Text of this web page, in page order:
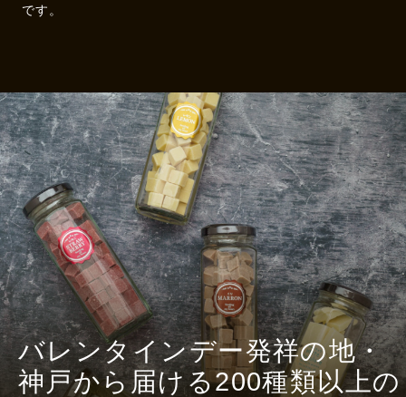
です。
バレンタインデー発祥の地・
神戸から届ける200種類以上の